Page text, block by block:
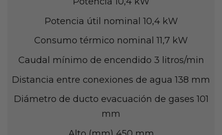
Potencia útil nominal 10,4 kW
Consumo térmico nominal 11,7 kW
Caudal mínimo de encendido 3 litros/min
Distancia entre conexiones de agua 138 mm
Diámetro de ducto evacuación de gases 101
mm